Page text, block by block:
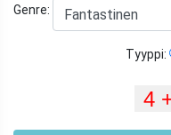
Genre:
Tyyppi: